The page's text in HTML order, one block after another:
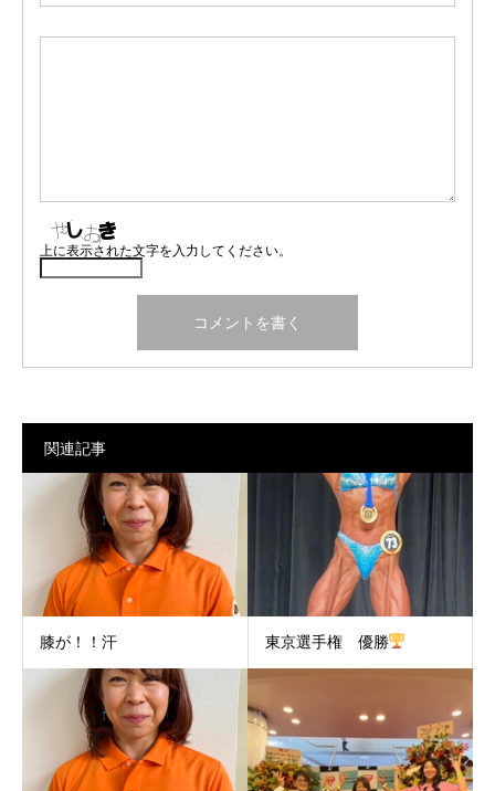
上に表示された文字を入力してください。
関連記事
膝が！！汗 東京選手権 優勝